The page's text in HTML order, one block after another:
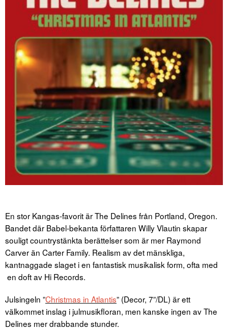
En stor Kangas-favorit är The Delines från Portland, Oregon.
Bandet där Babel-bekanta författaren Willy Vlautin skapar
souligt countrystänkta berättelser som är mer Raymond
Carver än Carter Family. Realism av det mänskliga,
kantnaggade slaget i en fantastisk musikalisk form, ofta med
en doft av Hi Records.
Julsingeln ”Christmas in Atlantis” (Decor, 7”/DL) är ett
välkommet inslag i julmusikfloran, men kanske ingen av The
Delines mer drabbande stunder.